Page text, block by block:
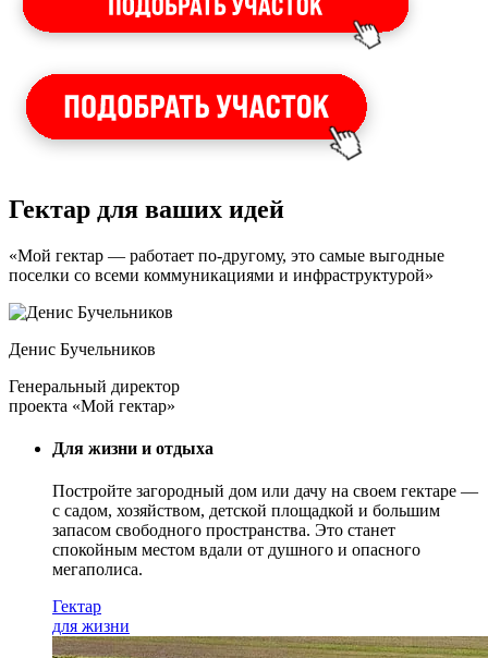
Гектар для ваших идей
«Мой гектар — работает по-другому, это самые выгодные
поселки со всеми коммуникациями и инфраструктурой»
Денис Бучельников
Генеральный директор
проекта «Мой гектар»
Для жизни и отдыха
Постройте загородный дом или дачу на своем гектаре —
с садом, хозяйством, детской площадкой и большим
запасом свободного пространства. Это станет
спокойным местом вдали от душного и опасного
мегаполиса.
Гектар
для жизни